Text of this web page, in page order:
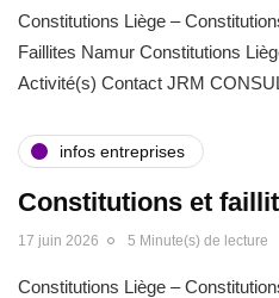
Constitutions Liège –
Faillites Namur Constitutions
Activité(s) Contact JRM
infos entreprises
Constitutions et
17 juin 2026 5 Minute(s) de lecture
Constitutions Liège –